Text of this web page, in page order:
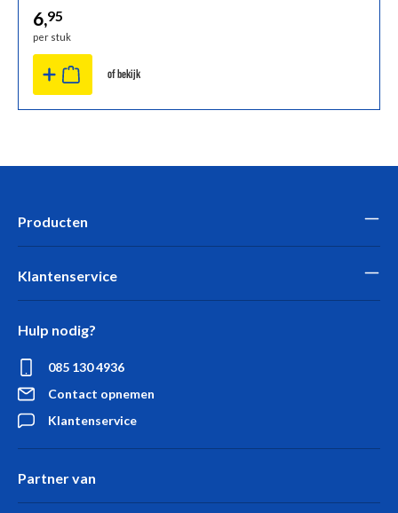
6,95
per stuk
of bekijk
Producten
Klantenservice
Hulp nodig?
085 130 4936
Contact opnemen
Klantenservice
Partner van